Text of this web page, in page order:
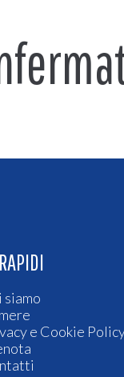
di Sera Capri
siamo
e Cookie